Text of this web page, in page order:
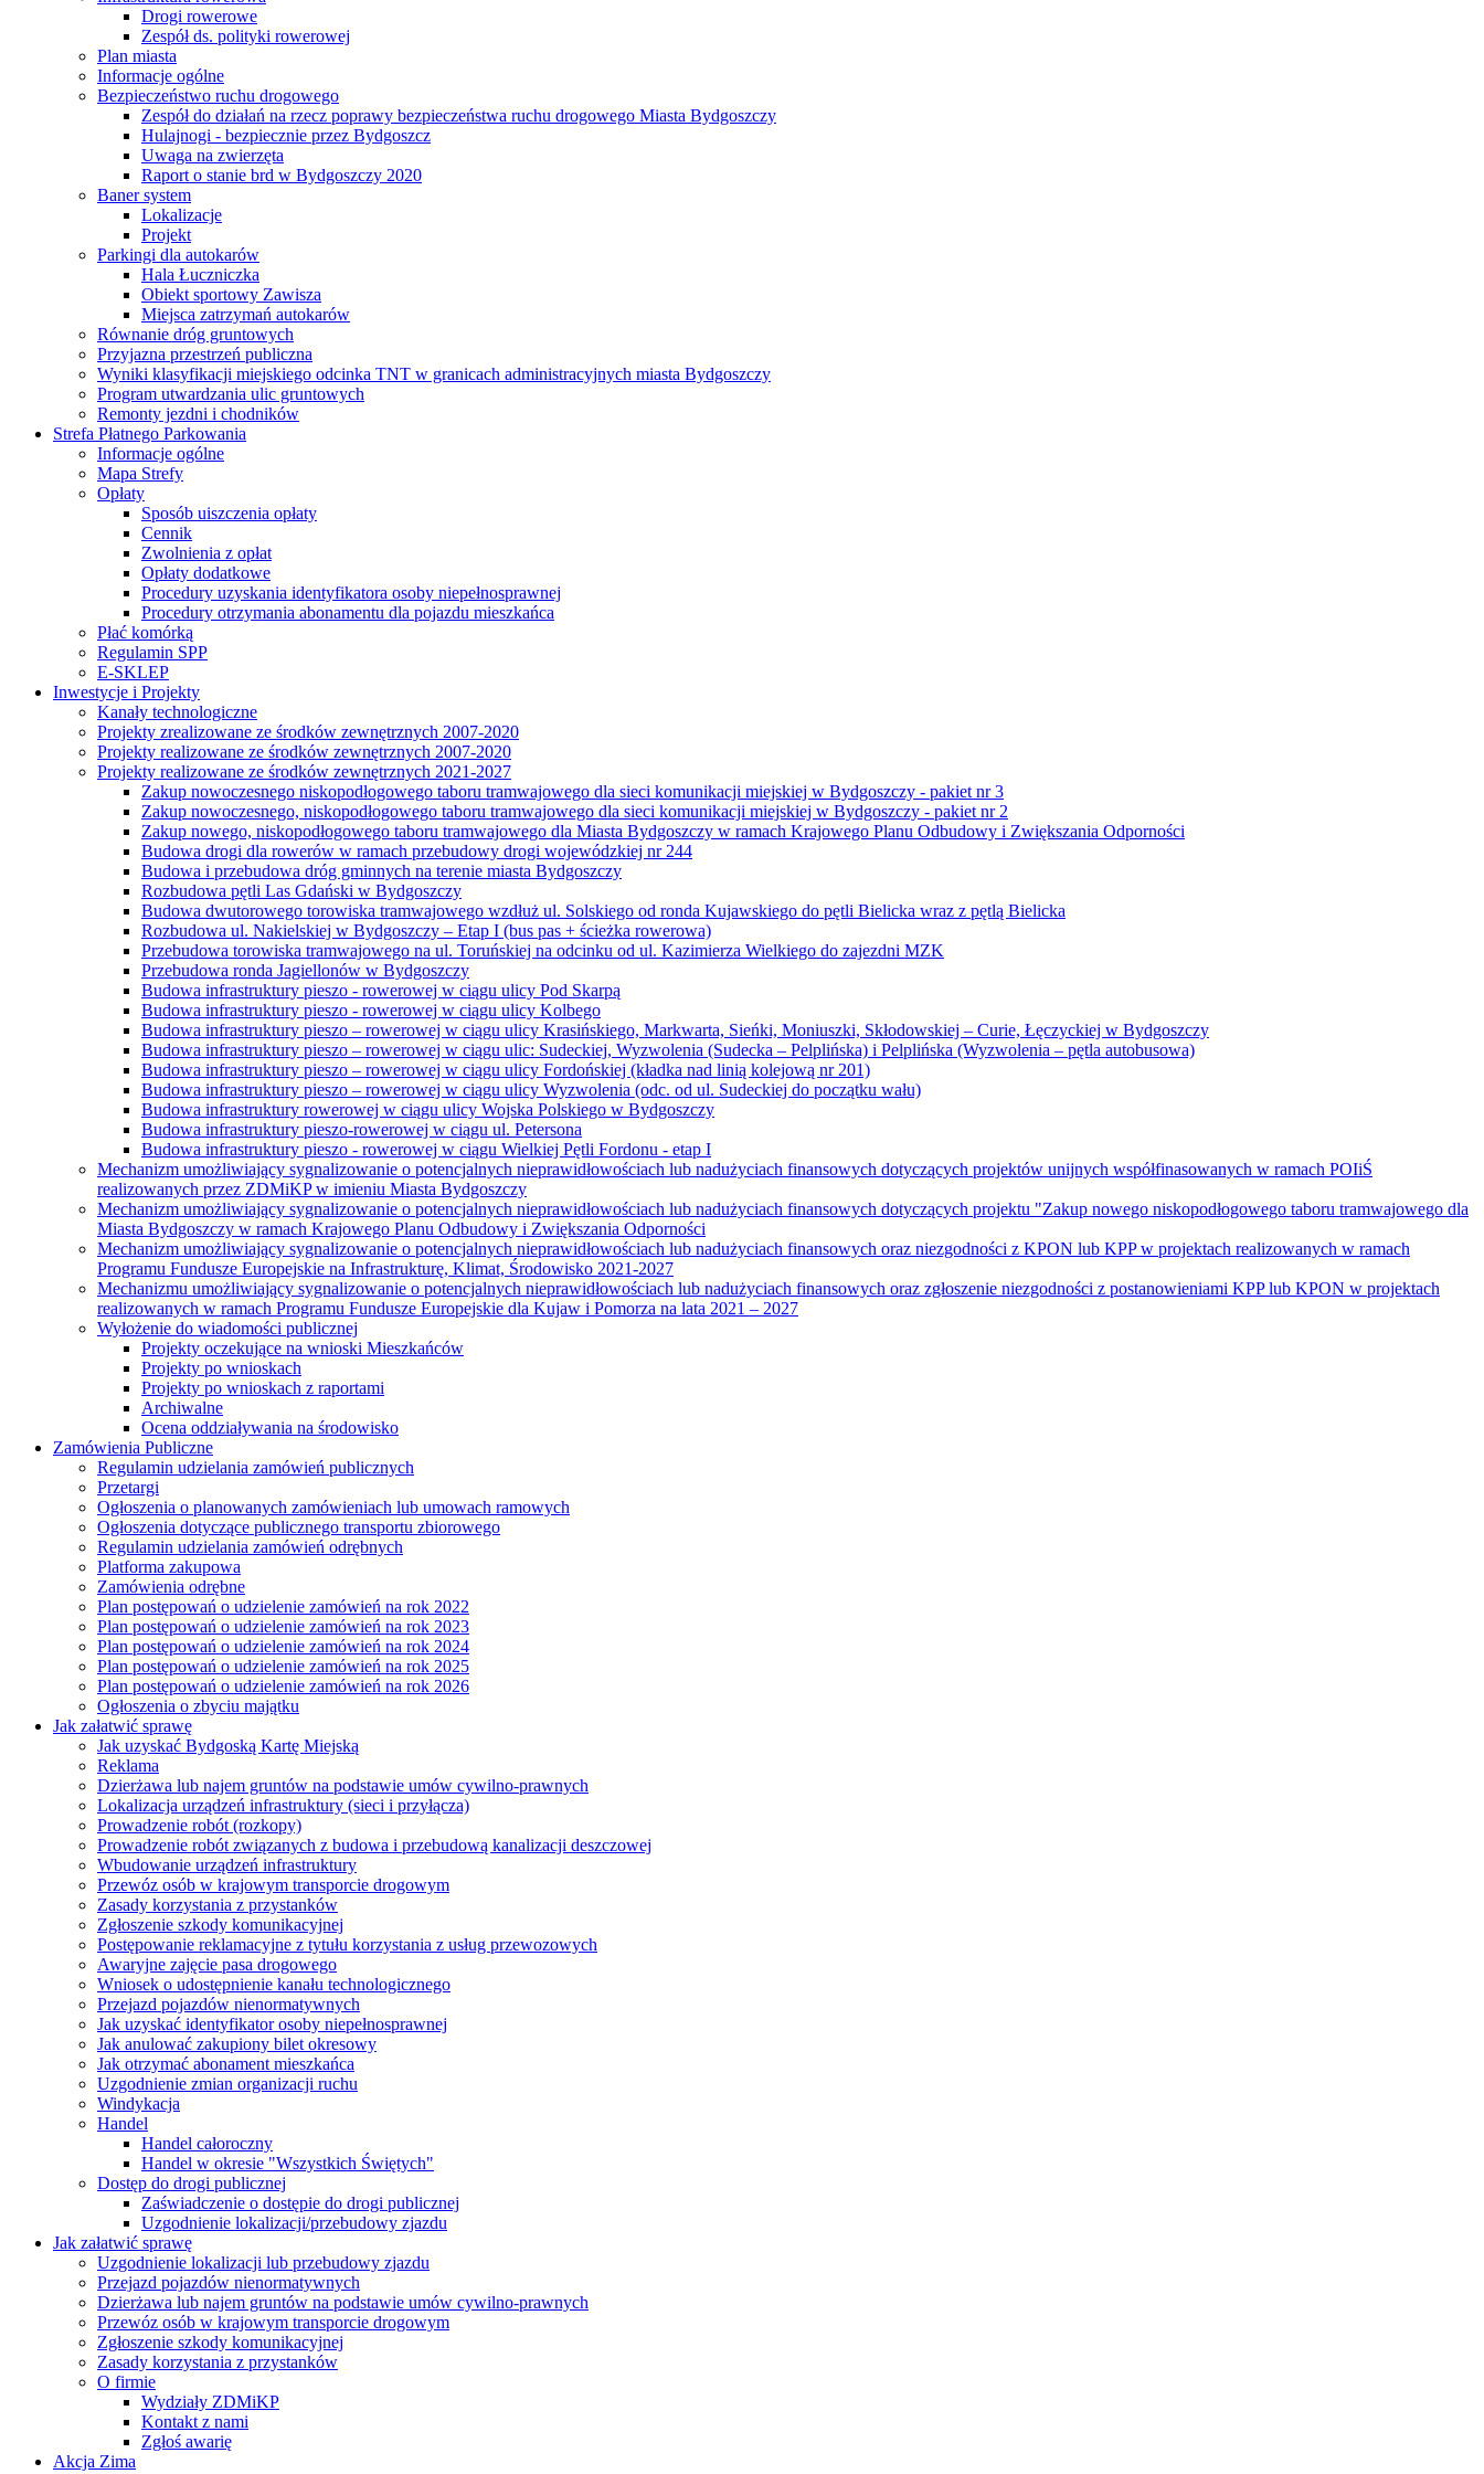
Drogi rowerowe
Zespół ds. polityki rowerowej
Plan miasta
Informacje ogólne
Bezpieczeństwo ruchu drogowego
Zespół do działań na rzecz poprawy bezpieczeństwa ruchu drogowego Miasta Bydgoszczy
Hulajnogi - bezpiecznie przez Bydgoszcz
Uwaga na zwierzęta
Raport o stanie brd w Bydgoszczy 2020
Baner system
Lokalizacje
Projekt
Parkingi dla autokarów
Hala Łuczniczka
Obiekt sportowy Zawisza
Miejsca zatrzymań autokarów
Równanie dróg gruntowych
Przyjazna przestrzeń publiczna
Wyniki klasyfikacji miejskiego odcinka TNT w granicach administracyjnych miasta Bydgoszczy
Program utwardzania ulic gruntowych
Remonty jezdni i chodników
Strefa Płatnego Parkowania
Informacje ogólne
Mapa Strefy
Opłaty
Sposób uiszczenia opłaty
Cennik
Zwolnienia z opłat
Opłaty dodatkowe
Procedury uzyskania identyfikatora osoby niepełnosprawnej
Procedury otrzymania abonamentu dla pojazdu mieszkańca
Płać komórką
Regulamin SPP
E-SKLEP
Inwestycje i Projekty
Kanały technologiczne
Projekty zrealizowane ze środków zewnętrznych 2007-2020
Projekty realizowane ze środków zewnętrznych 2007-2020
Projekty realizowane ze środków zewnętrznych 2021-2027
Zakup nowoczesnego niskopodłogowego taboru tramwajowego dla sieci komunikacji miejskiej w Bydgoszczy - pakiet nr 3
Zakup nowoczesnego, niskopodłogowego taboru tramwajowego dla sieci komunikacji miejskiej w Bydgoszczy - pakiet nr 2
Zakup nowego, niskopodłogowego taboru tramwajowego dla Miasta Bydgoszczy w ramach Krajowego Planu Odbudowy i Zwiększania Odporności
Budowa drogi dla rowerów w ramach przebudowy drogi wojewódzkiej nr 244
Budowa i przebudowa dróg gminnych na terenie miasta Bydgoszczy
Rozbudowa pętli Las Gdański w Bydgoszczy
Budowa dwutorowego torowiska tramwajowego wzdłuż ul. Solskiego od ronda Kujawskiego do pętli Bielicka wraz z pętlą Bielicka
Rozbudowa ul. Nakielskiej w Bydgoszczy – Etap I (bus pas + ścieżka rowerowa)
Przebudowa torowiska tramwajowego na ul. Toruńskiej na odcinku od ul. Kazimierza Wielkiego do zajezdni MZK
Przebudowa ronda Jagiellonów w Bydgoszczy
Budowa infrastruktury pieszo - rowerowej w ciągu ulicy Pod Skarpą
Budowa infrastruktury pieszo - rowerowej w ciągu ulicy Kolbego
Budowa infrastruktury pieszo – rowerowej w ciągu ulicy Krasińskiego, Markwarta, Sieńki, Moniuszki, Skłodowskiej – Curie, Łęczyckiej w Bydgoszczy
Budowa infrastruktury pieszo – rowerowej w ciągu ulic: Sudeckiej, Wyzwolenia (Sudecka – Pelplińska) i Pelplińska (Wyzwolenia – pętla autobusowa)
Budowa infrastruktury pieszo – rowerowej w ciągu ulicy Fordońskiej (kładka nad linią kolejową nr 201)
Budowa infrastruktury pieszo – rowerowej w ciągu ulicy Wyzwolenia (odc. od ul. Sudeckiej do początku wału)
Budowa infrastruktury rowerowej w ciągu ulicy Wojska Polskiego w Bydgoszczy
Budowa infrastruktury pieszo-rowerowej w ciągu ul. Petersona
Budowa infrastruktury pieszo - rowerowej w ciągu Wielkiej Pętli Fordonu - etap I
Mechanizm umożliwiający sygnalizowanie o potencjalnych nieprawidłowościach lub nadużyciach finansowych dotyczących projektów unijnych współfinasowanych w ramach POIiŚ
realizowanych przez ZDMiKP w imieniu Miasta Bydgoszczy
Mechanizm umożliwiający sygnalizowanie o potencjalnych nieprawidłowościach lub nadużyciach finansowych dotyczących projektu "Zakup nowego niskopodłogowego taboru tramwajowego dla
Miasta Bydgoszczy w ramach Krajowego Planu Odbudowy i Zwiększania Odporności
Mechanizm umożliwiający sygnalizowanie o potencjalnych nieprawidłowościach lub nadużyciach finansowych oraz niezgodności z KPON lub KPP w projektach realizowanych w ramach
Programu Fundusze Europejskie na Infrastrukturę, Klimat, Środowisko 2021-2027
Mechanizmu umożliwiający sygnalizowanie o potencjalnych nieprawidłowościach lub nadużyciach finansowych oraz zgłoszenie niezgodności z postanowieniami KPP lub KPON w projektach
realizowanych w ramach Programu Fundusze Europejskie dla Kujaw i Pomorza na lata 2021 – 2027
Wyłożenie do wiadomości publicznej
Projekty oczekujące na wnioski Mieszkańców
Projekty po wnioskach
Projekty po wnioskach z raportami
Archiwalne
Ocena oddziaływania na środowisko
Zamówienia Publiczne
Regulamin udzielania zamówień publicznych
Przetargi
Ogłoszenia o planowanych zamówieniach lub umowach ramowych
Ogłoszenia dotyczące publicznego transportu zbiorowego
Regulamin udzielania zamówień odrębnych
Platforma zakupowa
Zamówienia odrębne
Plan postępowań o udzielenie zamówień na rok 2022
Plan postępowań o udzielenie zamówień na rok 2023
Plan postępowań o udzielenie zamówień na rok 2024
Plan postępowań o udzielenie zamówień na rok 2025
Plan postępowań o udzielenie zamówień na rok 2026
Ogłoszenia o zbyciu majątku
Jak załatwić sprawę
Jak uzyskać Bydgoską Kartę Miejską
Reklama
Dzierżawa lub najem gruntów na podstawie umów cywilno-prawnych
Lokalizacja urządzeń infrastruktury (sieci i przyłącza)
Prowadzenie robót (rozkopy)
Prowadzenie robót związanych z budowa i przebudową kanalizacji deszczowej
Wbudowanie urządzeń infrastruktury
Przewóz osób w krajowym transporcie drogowym
Zasady korzystania z przystanków
Zgłoszenie szkody komunikacyjnej
Postępowanie reklamacyjne z tytułu korzystania z usług przewozowych
Awaryjne zajęcie pasa drogowego
Wniosek o udostępnienie kanału technologicznego
Przejazd pojazdów nienormatywnych
Jak uzyskać identyfikator osoby niepełnosprawnej
Jak anulować zakupiony bilet okresowy
Jak otrzymać abonament mieszkańca
Uzgodnienie zmian organizacji ruchu
Windykacja
Handel
Handel całoroczny
Handel w okresie "Wszystkich Świętych"
Dostęp do drogi publicznej
Zaświadczenie o dostępie do drogi publicznej
Uzgodnienie lokalizacji/przebudowy zjazdu
Jak załatwić sprawę
Uzgodnienie lokalizacji lub przebudowy zjazdu
Przejazd pojazdów nienormatywnych
Dzierżawa lub najem gruntów na podstawie umów cywilno-prawnych
Przewóz osób w krajowym transporcie drogowym
Zgłoszenie szkody komunikacyjnej
Zasady korzystania z przystanków
O firmie
Wydziały ZDMiKP
Kontakt z nami
Zgłoś awarię
Akcja Zima